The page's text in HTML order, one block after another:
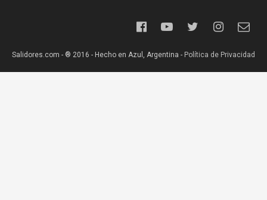
Salidores.com - ® 2016 - Hecho en Azul, Argentina - Política de Privacidad